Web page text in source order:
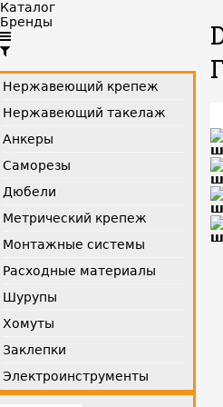
Каталог
Бренды
Нержавеющий крепеж
Нержавеющий такелаж
Анкеры
Саморезы
Дюбели
Метрический крепеж
Монтажные системы
Расходные материалы
Шурупы
Хомуты
Заклепки
Электроинструменты